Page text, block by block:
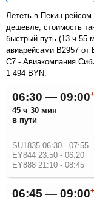
Лететь в Пекин рейсом с пересадкой может быть значительно
дешевле, стоимость
быстрый путь (13 ч 55
авиарейсами B2957 от
С7 - Авиакомпания
1 494 BYN
06:30 — 09:00
45 ч 30 мин
в пути
SU1835 06:30 - 07:55
EY844 23:50 - 06:20
EY888 21:10 - 08:45
06:45 — 09:00